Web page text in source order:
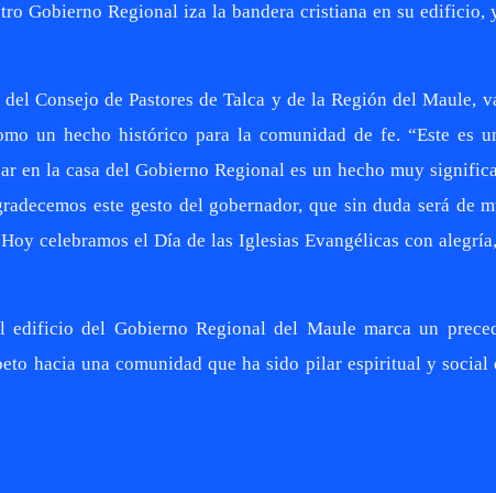
Gobierno Regional iza la bandera cristiana en su edificio,
Consejo de Pastores de Talca y de la Región del Maule,
un hecho histórico para la comunidad de fe. “Este es
en la casa del Gobierno Regional es un hecho muy
este gesto del gobernador, que sin duda será de
celebramos el Día de las Iglesias Evangélicas con
del Gobierno Regional del Maule marca un
hacia una comunidad que ha sido pilar espiritual y social